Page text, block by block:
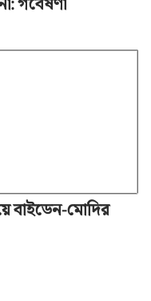
বাইডেন-মোদির